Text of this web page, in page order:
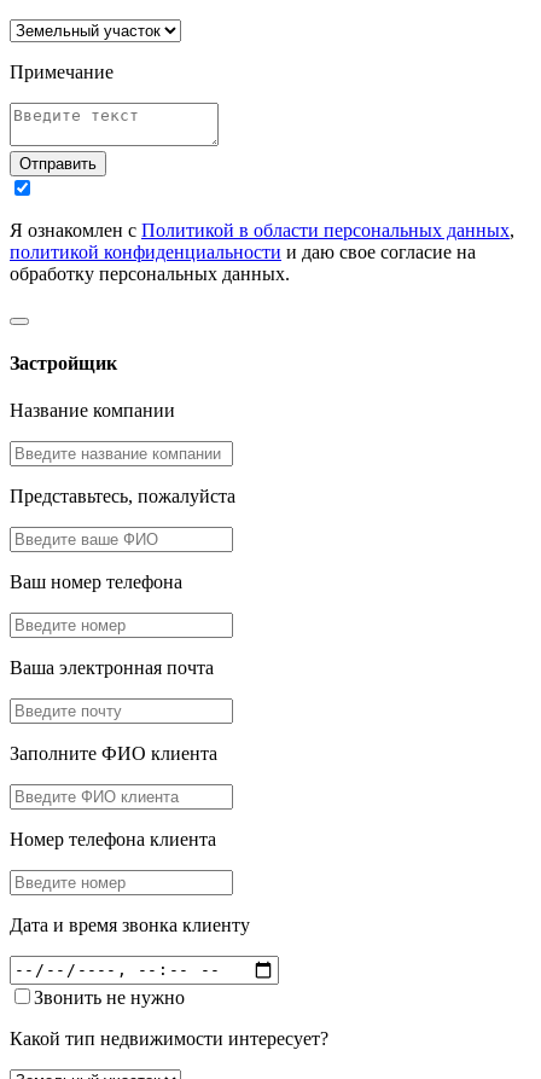
Примечание
Отправить
Я ознакомлен с Политикой в области персональных данных,
политикой конфиденциальности и даю свое согласие на
обработку персональных данных.
Застройщик
Название компании
Представьтесь, пожалуйста
Ваш номер телефона
Ваша электронная почта
Заполните ФИО клиента
Номер телефона клиента
Дата и время звонка клиенту
Звонить не нужно
Какой тип недвижимости интересует?